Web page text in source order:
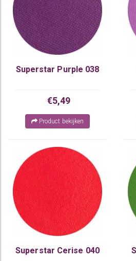
Superstar Purple 038
€5,49
Product bekijken
Superstar Cerise 040